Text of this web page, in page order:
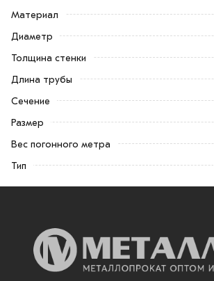
Материал
Диаметр
Толщина стенки
Длина трубы
Сечение
Размер
Вес погонного метра
Тип